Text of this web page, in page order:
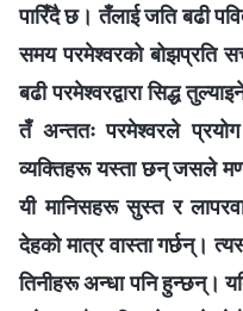
पारिँदै छ। तँलाई जति बढी
समय परमेश्‍वरको बोझप्रति
बढी परमेश्‍वरद्वारा सिद्ध
तँ अन्ततः परमेश्‍वरले
व्यक्तिहरू यस्ता छन् जसले
यी मानिसहरू सुस्त र
देहको मात्र वास्ता गर्छन्।
तिनीहरू अन्धा पनि हुन्छन्।